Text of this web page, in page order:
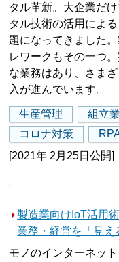
タル革新。大企業だ
タル技術の活用によ
題になってきました
レワークもその一つ
な業務はあり、さま
入が進んでいます。
生産管理 組立業
コロナ対策
[2021年 2月25日公開]
製造業向けIoT活用
業務・経営を「見え
モノのインターネッ